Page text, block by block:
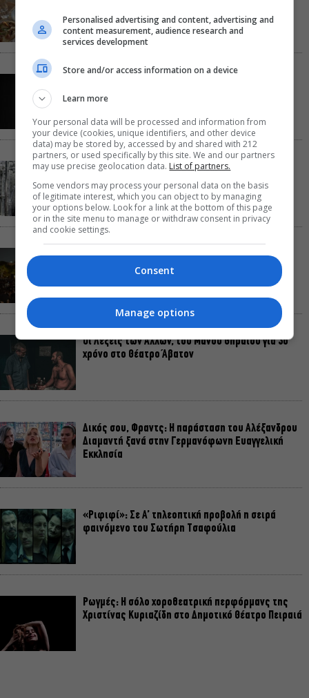
δύναμή μας να μπορούμε να διαφέρουμε
Αυτό το Σαββατοκύριακο η TV παίζει σε…
Christopher Nolan mode
Σαββατοκύριακο χωρίς πορτοφόλι: 8 δωρεάν
εκδηλώσεις για το ΣΚ 8-9 Αυγούστου
Οι Λέξεις των Άλλων, του Μάνου Θηραίου για 3ο
χρόνο στο Θέατρο Άβατον
Δικός σου, Φραντς: Η παράσταση του Αλέξανδρου
Διαμαντή ξανά στην Γερμανόφωνη Ευαγγελική
Εκκλησία
«Ριφιφί»: Σε Α’ τηλεοπτική προβολή η σειρά
φαινόμενο του Σωτήρη Τσαφούλια
Ρωγμές: Η σόλο χοροθεατρική περφόρμανς της
Χριστίνας Κυριαζίδη στο Δημοτικό Θέατρο Πειραιά
Personalised advertising and content, advertising and
content measurement, audience research and
services development
Store and/or access information on a device
Learn more
Your personal data will be processed and information from
your device (cookies, unique identifiers, and other device
data) may be stored by, accessed by and shared with 212
partners, or used specifically by this site. We and our partners
may use precise geolocation data. List of partners.
Some vendors may process your personal data on the basis
of legitimate interest, which you can object to by managing
your options below. Look for a link at the bottom of this page
or in the site menu to manage or withdraw consent in privacy
and cookie settings.
Consent
Manage options